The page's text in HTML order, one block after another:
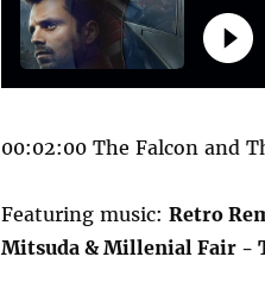
00:02:00 The Falcon and
Featuring music: Retro
Mitsuda & Millenial Fair -